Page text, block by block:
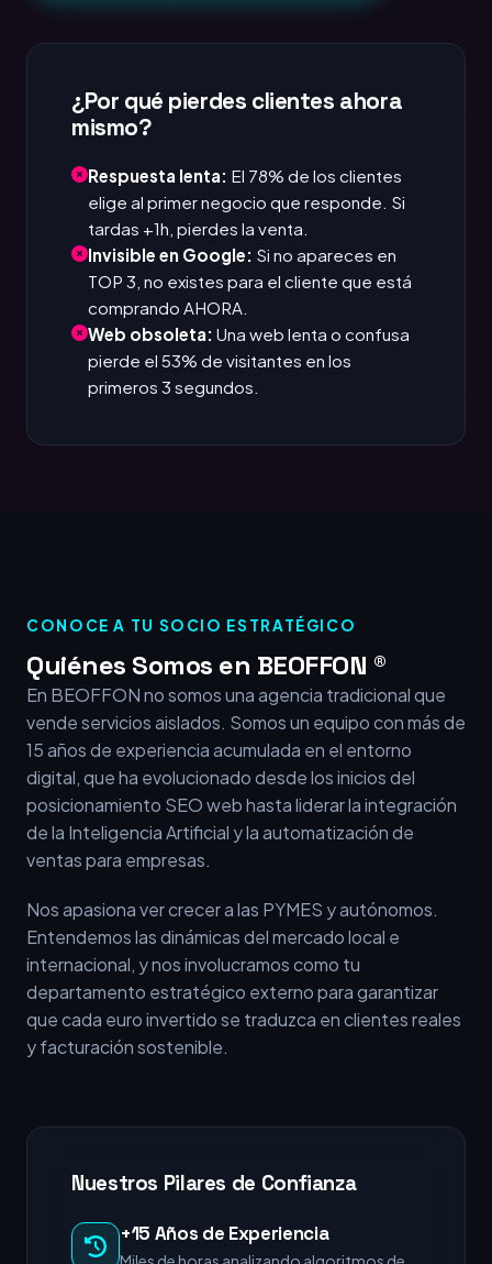
¿Por qué pierdes clientes ahora
mismo?
Respuesta lenta: El 78% de los clientes
elige al primer negocio que responde. Si
tardas +1h, pierdes la venta.
Invisible en Google: Si no apareces en
TOP 3, no existes para el cliente que está
comprando AHORA.
Web obsoleta: Una web lenta o confusa
pierde el 53% de visitantes en los
primeros 3 segundos.
CONOCE A TU SOCIO ESTRATÉGICO
Quiénes Somos en BEOFFON ®
En BEOFFON no somos una agencia tradicional que
vende servicios aislados. Somos un equipo con más de
15 años de experiencia acumulada en el entorno
digital, que ha evolucionado desde los inicios del
posicionamiento SEO web hasta liderar la integración
de la Inteligencia Artificial y la automatización de
ventas para empresas.
Nos apasiona ver crecer a las PYMES y autónomos.
Entendemos las dinámicas del mercado local e
internacional, y nos involucramos como tu
departamento estratégico externo para garantizar
que cada euro invertido se traduzca en clientes reales
y facturación sostenible.
Nuestros Pilares de Confianza
+15 Años de Experiencia